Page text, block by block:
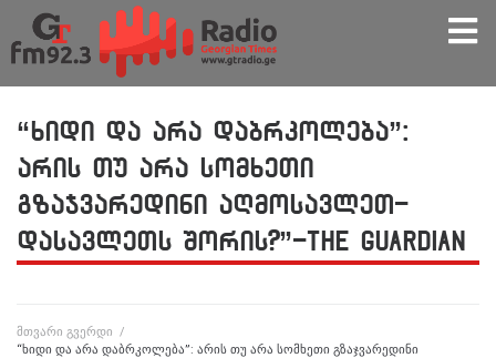
“ხიდი და არა დაბრკოლება”:
არის თუ არა სომხეთი
გზაჯვარედინი აღმოსავლეთ-
დასავლეთს შორის?”-The Guardian
მთვარი გვერდი /
“ხიდი და არა დაბრკოლება”: არის თუ არა სომხეთი გზაჯვარედინი